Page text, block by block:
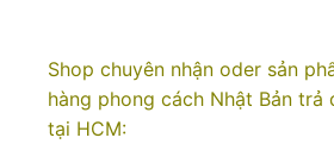
Shop chuyên nhận oder sản
hàng phong cách Nhật Bản trả
tại HCM: